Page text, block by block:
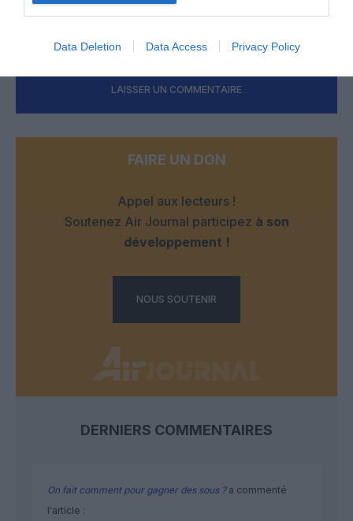
Data Deletion Data Access Privacy Policy
LAISSER UN COMMENTAIRE
FAIRE UN DON
Appel aux lecteurs !
Soutenez Air Journal participez à son
développement !
NOUS SOUTENIR
DERNIERS COMMENTAIRES
On fait comment pour gagner des sous ?a commenté
l'article :